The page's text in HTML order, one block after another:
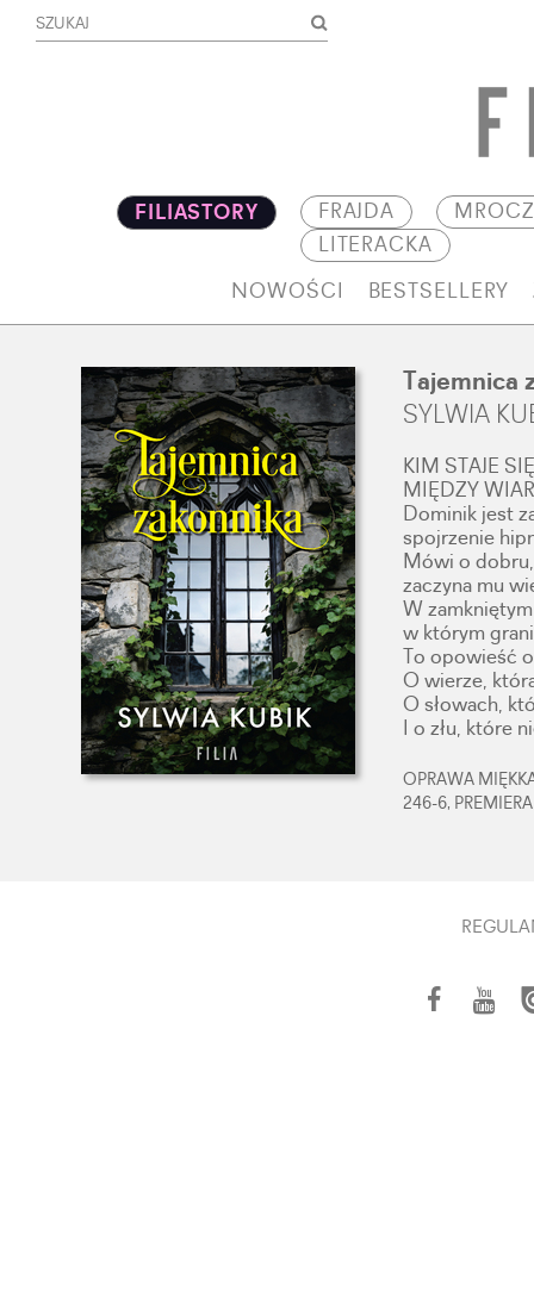
FILIASTORY FRAJDA
LITERACKA
NOWOŚCI BESTSELLERY
Tajemnica
SYLWIA
KIM STAJE
MIĘDZY
Dominik jest
spojrzenie
Mówi o
zaczyna mu
W
w którym
To opowieść
O wierze,
O słowach,
I o złu, które
OPRAWA
246-6,